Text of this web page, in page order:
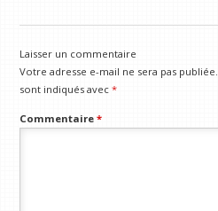
Laisser un commentaire
Votre adresse e-mail ne sera pas publiée.
sont indiqués avec*
Commentaire*